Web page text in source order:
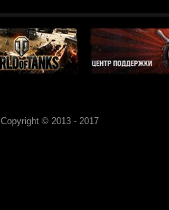
Copyright © 2013 - 2017